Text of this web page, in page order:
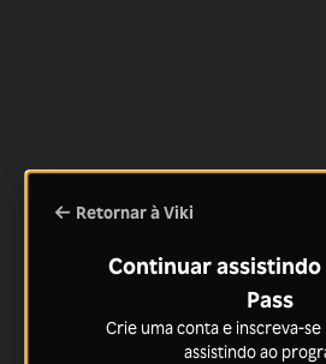
Retornar à Viki
Continuar assistindo
Pass
Crie uma conta e inscreva-
assistindo ao